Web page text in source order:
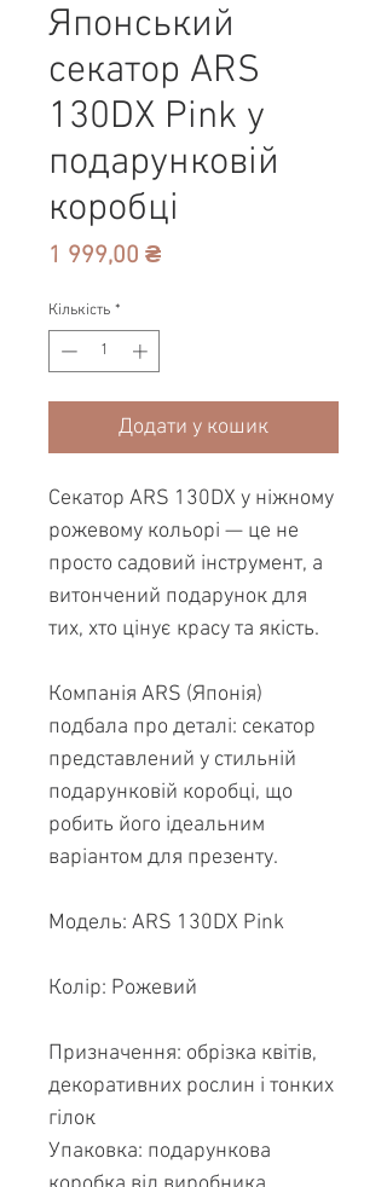
Японський
секатор ARS
130DX Pink у
подарунковій
коробці
1 999,00 ₴Ціна
Кількість *
Додати у кошик
Секатор ARS 130DX у ніжному
рожевому кольорі — це не
просто садовий інструмент, а
витончений подарунок для
тих, хто цінує красу та якість.
Компанія ARS (Японія)
подбала про деталі: секатор
представлений у стильній
подарунковій коробці, що
робить його ідеальним
варіантом для презенту.
Модель: ARS 130DX Pink
Колір: Рожевий
Призначення: обрізка квітів,
декоративних рослин і тонких
гілок
Упаковка: подарункова